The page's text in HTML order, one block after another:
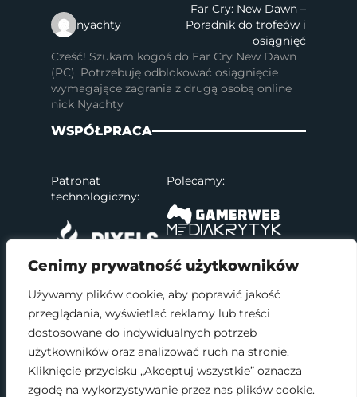
Cenimy prywatność użytkowników
Używamy plików cookie, aby poprawić jakość
przeglądania, wyświetlać reklamy lub treści
dostosowane do indywidualnych potrzeb
użytkowników oraz analizować ruch na stronie.
Kliknięcie przycisku „Akceptuj wszystkie” oznacza
zgodę na wykorzystywanie przez nas plików cookie.
nyachty
Far Cry: New Dawn –
Poradnik do trofeów i
osiągnięć
Cześć! Szukam kogoś do Far Cry New Dawn
(PC). Potrzebuję odblokować osiągnięcie
wymagające zagrania z drugą osobą online
nick Nyachty
WSPÓŁPRACA
Patronat
technologiczny:
Polecamy:
SOCIAL MEDIA